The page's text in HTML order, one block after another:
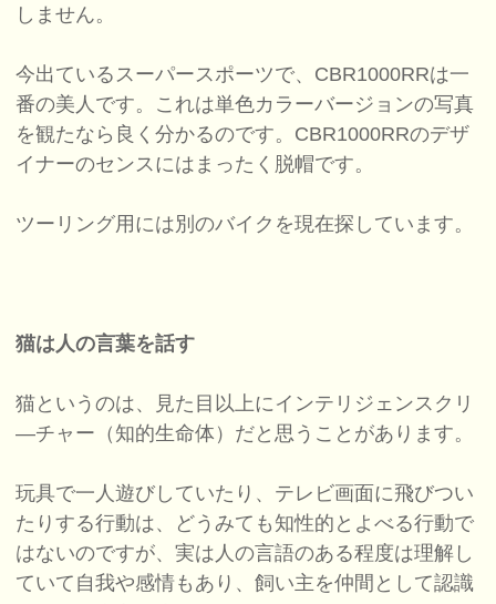
しません。
今出ているスーパースポーツで、CBR1000RRは一
番の美人です。これは単色カラーバージョンの写真
を観たなら良く分かるのです。CBR1000RRのデザ
イナーのセンスにはまったく脱帽です。
ツーリング用には別のバイクを現在探しています。
猫は人の言葉を話す
猫というのは、見た目以上にインテリジェンスクリ
―チャー（知的生命体）だと思うことがあります。
玩具で一人遊びしていたり、テレビ画面に飛びつい
たりする行動は、どうみても知性的とよべる行動で
はないのですが、実は人の言語のある程度は理解し
ていて自我や感情もあり、飼い主を仲間として認識